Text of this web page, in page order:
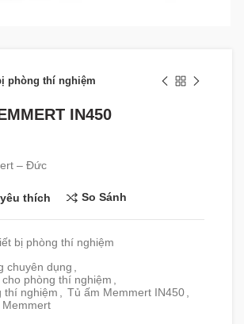
phòng thí nghiệm
IN450
– Đức
thích So Sánh
bị phòng thí nghiệm
chuyên dụng ,
phòng thí nghiệm ,
thí nghiệm , Tủ ấm Memmert IN450,